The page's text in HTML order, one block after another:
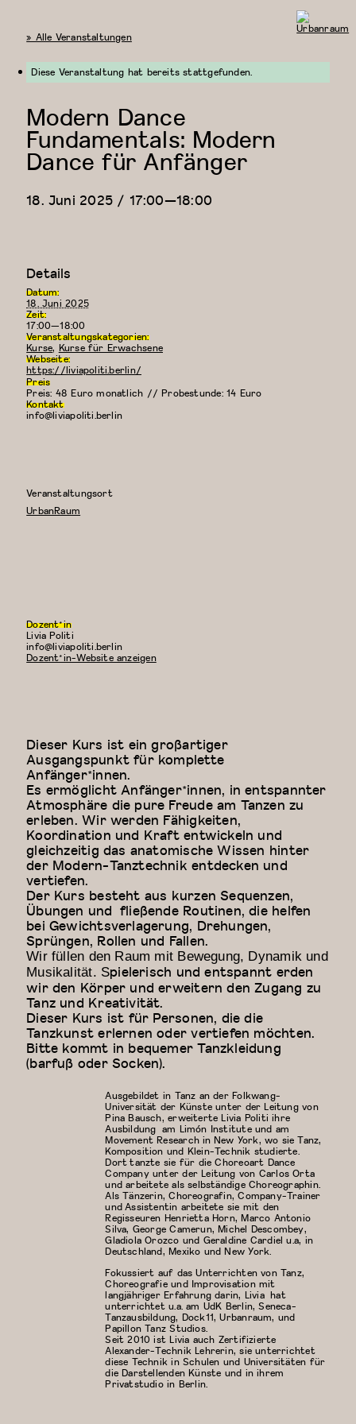
« Alle Veranstaltungen
Diese Veranstaltung hat bereits stattgefunden.
Modern Dance
Fundamentals: Modern
Dance für Anfänger
18. Juni 2025 / 17:00—18:00
Dieser Kurs ist ein großartiger
Ausgangspunkt für komplette
Anfänger*innen.
Es ermöglicht Anfänger*innen, in entspannter
Atmosphäre die pure Freude am Tanzen zu
erleben. Wir werden Fähigkeiten,
Koordination und Kraft entwickeln und
gleichzeitig das anatomische Wissen hinter
der Modern-Tanztechnik entdecken und
vertiefen.
Der Kurs besteht aus kurzen Sequenzen,
Übungen und fließende Routinen, die helfen
bei Gewichtsverlagerung, Drehungen,
Sprüngen, Rollen und Fallen.
Wir füllen den Raum mit Bewegung, Dynamik und
Musikalität. Spielerisch und entspannt erden
wir den Körper und erweitern den Zugang zu
Tanz und Kreativität.
Dieser Kurs ist für Personen, die die
Tanzkunst erlernen oder vertiefen möchten.
Bitte kommt in bequemer Tanzkleidung
(barfuß oder Socken).
Details
Datum:
18. Juni 2025
Zeit:
17:00—18:00
Veranstaltungskategorien:
Kurse, Kurse für Erwachsene
Webseite:
https://liviapoliti.berlin/
Veranstaltungsort
UrbanRaum
Dozent*in
Livia Politi
E-
Mail:
info@liviapoliti.berlin
Dozent*in-Website anzeigen
Preis
Preis: 48 Euro monatlich // Probestunde: 14 Euro
Kontakt
info@liviapoliti.berlin
Ausgebildet in Tanz an der Folkwang-
Universität der Künste unter der Leitung von
Pina Bausch, erweiterte Livia Politi ihre
Ausbildung am Limón Institute und am
Movement Research in New York, wo sie Tanz,
Komposition und Klein-Technik studierte.
Dort tanzte sie für die Choreoart Dance
Company unter der Leitung von Carlos Orta
und arbeitete als selbständige Choreographin.
Als Tänzerin, Choreografin, Company-Trainer
und Assistentin arbeitete sie mit den
Regisseuren Henrietta Horn, Marco Antonio
Silva, George Camerun, Michel Descombey,
Gladiola Orozco und Geraldine Cardiel u.a, in
Deutschland, Mexiko und New York.
Fokussiert auf das Unterrichten von Tanz,
Choreografie und Improvisation mit
langjähriger Erfahrung darin, Livia hat
unterrichtet u.a. am UdK Berlin, Seneca-
Tanzausbildung, Dock11, Urbanraum, und
Papillon Tanz Studios.
Seit 2010 ist Livia auch Zertifizierte
Alexander-Technik Lehrerin, sie unterrichtet
diese Technik in Schulen und Universitäten für
die Darstellenden Künste und in ihrem
Privatstudio in Berlin.